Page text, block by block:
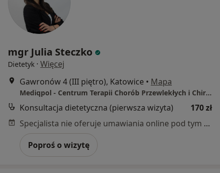
mgr Julia Steczko
Dietetyk · Więcej
Gawronów 4 (III piętro), Katowice • Mapa
Mediqpol - Centrum Terapii Chorób Przewlekłych i Chirurgii Wielospecjalistycznej
Konsultacja dietetyczna (pierwsza wizyta)
170 zł
Specjalista nie oferuje umawiania online pod tym adresem.
Poproś o wizytę